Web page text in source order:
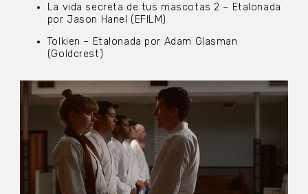
La vida secreta de tus mascotas 2 – Etalonada
por Jason Hanel (EFILM)
Tolkien – Etalonada por Adam Glasman
(Goldcrest)